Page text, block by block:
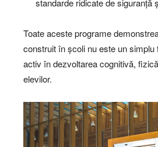
Toate aceste programe
construit în școli nu este un simplu
activ în dezvoltarea cognitivă,
elevilor.